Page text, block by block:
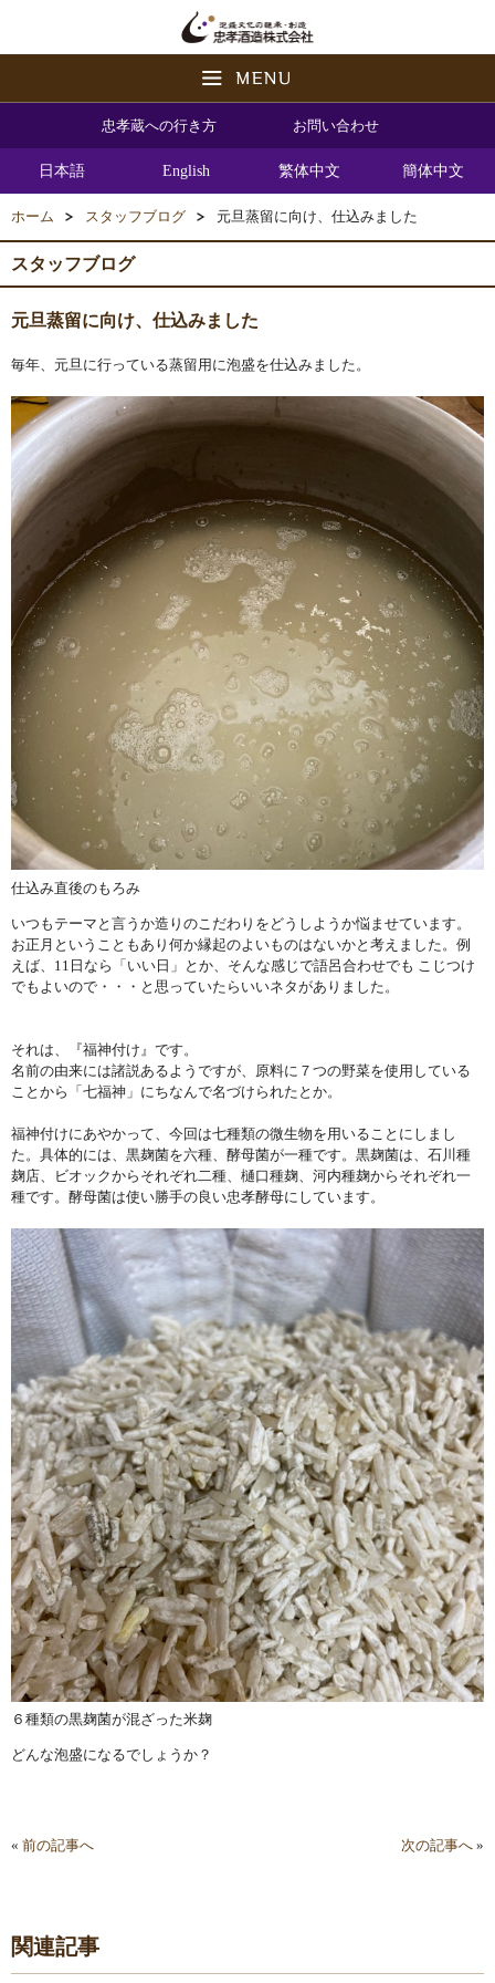
忠孝蔵への行き方 お問い合わせ
日本語 English 繁体中文 簡体中文
ホーム スタッフブログ 元旦蒸留に向け、仕込みました
スタッフブログ
元旦蒸留に向け、仕込みました
毎年、元旦に行っている蒸留用に泡盛を仕込みました。
仕込み直後のもろみ
いつもテーマと言うか造りのこだわりをどうしようか悩ませています。
お正月ということもあり何か縁起のよいものはないかと考えました。例
えば、11日なら「いい日」とか、そんな感じで語呂合わせでも こじつけ
でもよいので・・・と思っていたらいいネタがありました。
それは、『福神付け』です。
名前の由来には諸説あるようですが、原料に７つの野菜を使用している
ことから「七福神」にちなんで名づけられたとか。
福神付けにあやかって、今回は七種類の微生物を用いることにしまし
た。具体的には、黒麹菌を六種、酵母菌が一種です。黒麹菌は、石川種
麹店、ビオックからそれぞれ二種、樋口種麹、河内種麹からそれぞれ一
種です。酵母菌は使い勝手の良い忠孝酵母にしています。
６種類の黒麹菌が混ざった米麹
どんな泡盛になるでしょうか？
« 前の記事へ 次の記事へ »
関連記事